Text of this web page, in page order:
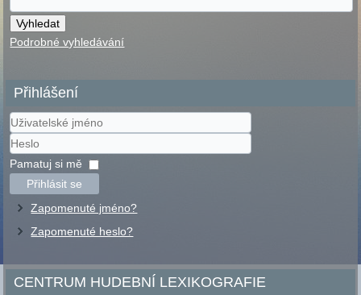
Podrobné vyhledávání
Přihlášení
Uživatelské
jméno
Heslo
Pamatuj si mě
Přihlásit se
Zapomenuté jméno?
Zapomenuté heslo?
CENTRUM HUDEBNÍ LEXIKOGRAFIE